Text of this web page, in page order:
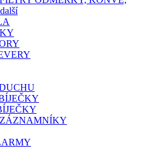
další